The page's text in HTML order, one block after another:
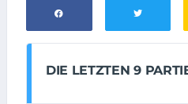
DIE LETZTEN 9